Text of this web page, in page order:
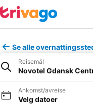
Se alle
Reisemål
Novotel Gdansk
Ankomst/avreise
Velg datoer